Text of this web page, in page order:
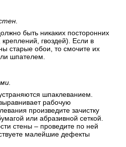
быть никаких посторонних
гвоздей). Если в
старые обои, то смочите их
шпателем.
шпаклеванием.
рабочую
произведите зачистку
или абразивной сеткой.
стены – проведите по ней
малейшие дефекты